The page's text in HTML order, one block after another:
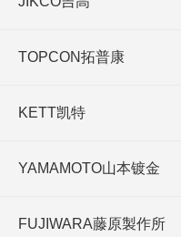
TOPCON拓普康
KETT凯特
YAMAMOTO山本镀金
FUJIWARA藤原製作所